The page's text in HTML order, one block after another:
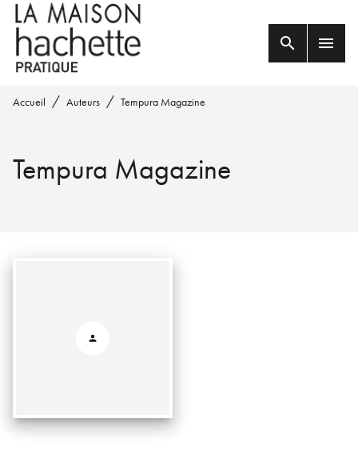
MENU RECHERCHE
PIED DE PAGE
search menu
Accueil / Auteurs / Tempura Magazine
Tempura Magazine